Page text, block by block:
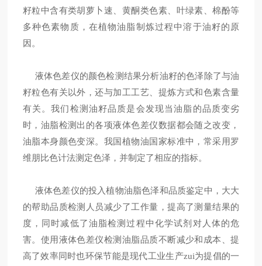
籽粒中含有类胡萝卜速、黄酮类色素、叶绿素、棉酚等
多种色素物质，在植物油脂制炼过程中溶于油籽的原
因。
液体色差仪的颜色检测结果分析油籽的色泽除了与油
籽粒色有关以外，还与加工工艺、提炼方式和色素含量
有关。我们检测油籽品质是会发现当油脂的品质变劣
时，油脂检测出的各项液体色差仪数据都会随之改变，
油脂本身颜色变深。我国植物油国家标准中，常采用罗
维朋比色计法测定色泽，并制定了相应的指标。
液体色差仪的投入植物油脂色泽和品质鉴定中，大大
的帮助品质检测人员减少了工作量，提高了测量结果的
度，同时减低了油脂检测过程中化学试剂对人体的危
害。使用液体色差仪检测油脂品质不断减少和成本、提
高了效率同时也环保节能是现代工业生产zui为提倡的一